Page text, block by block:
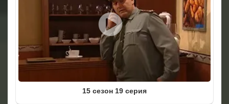
15 сезон 19 серия